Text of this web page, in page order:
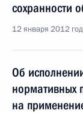
сохранности
12 января 2012
Об
нормативных
на